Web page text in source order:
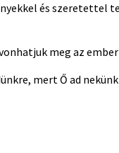
és szeretettel
meg az
mert Ő ad